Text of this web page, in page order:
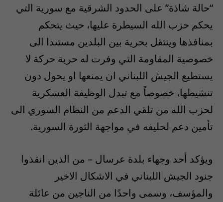
“حالة شاذة” على الحدود الشرقية مع سورية التي
يحكم حزب الله السيطرة عليها، حيث يتحكم
بمنافذها وينتقل بحرية بين البلدين مستندا الى
خصوصية المقاومة التي وفرت له حرية حركة لا
يستطيع الجيش اللبناني ان يمنعها او يحول دون
تنشيطها، خصوصاً مع تبدل الوظيفة العسكرية
لحزب الله من تلقي الدعم من النظام السوري الى
تأمين دعم لحليفه في مواجهة الثورة السورية.
ويؤكد أحد وجهاء بلدة عرسال – من الذين انقذوا
جنود الجيش اللبناني في الاشكال الاخير
والمؤسف، وسمى واحدًا من الناجين من عائلة